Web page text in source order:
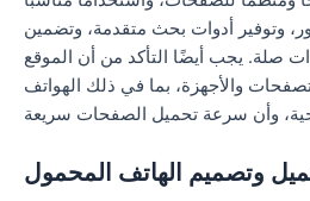
وتوفير أدوات بحث متقدمة، وتضمين
صلة. يجب أيضًا التأكد من أن الموقع
والأجهزة، بما في ذلك الهواتف
وتصميم الهاتف المحمول